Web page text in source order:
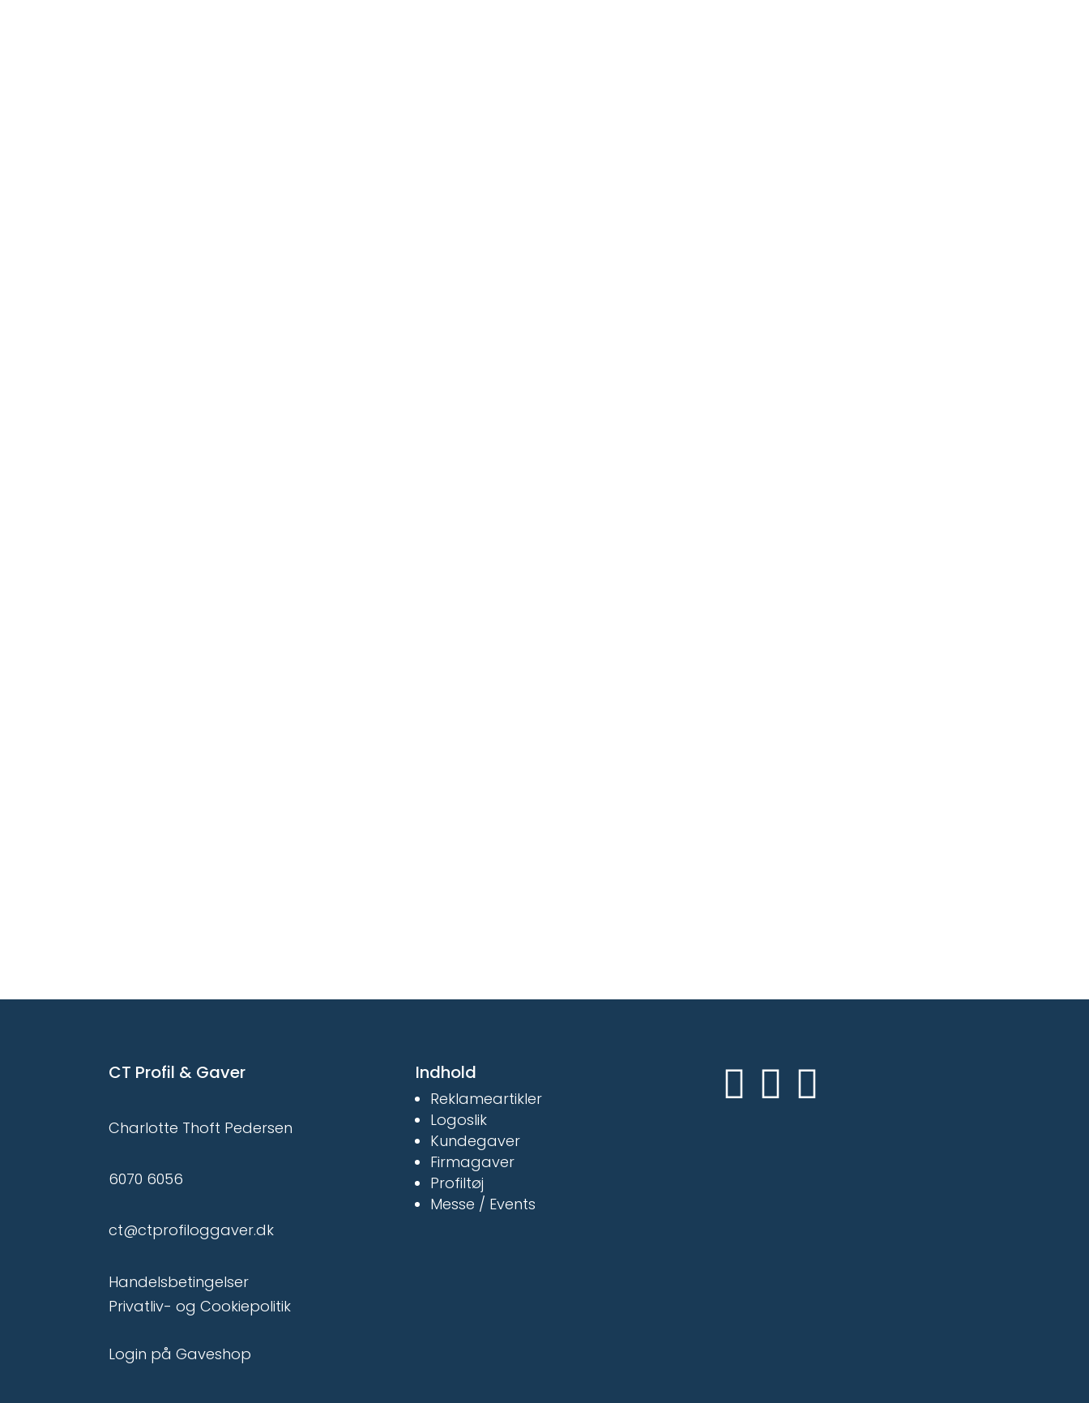
CT Profil & Gaver
Charlotte Thoft Pedersen
6070 6056
ct@ctprofiloggaver.dk
Handelsbetingelser
Privatliv- og Cookiepolitik
Login på Gaveshop
Indhold
Reklameartikler
Logoslik
Kundegaver
Firmagaver
Profiltøj
Messe / Events
  